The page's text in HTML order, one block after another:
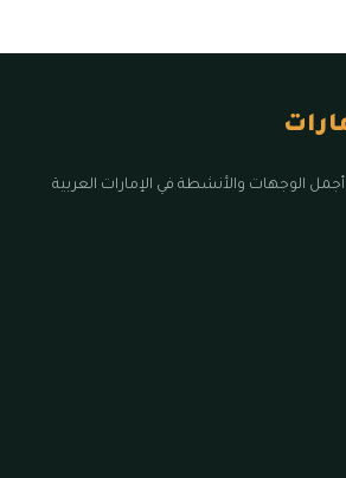
الوجهات والأنشطة في الإمارات العربية